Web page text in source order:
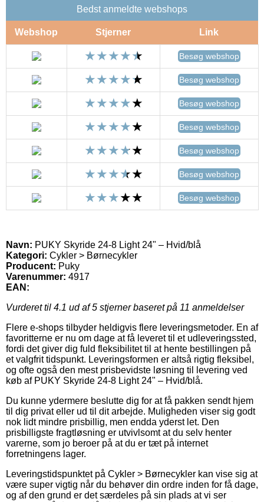
Bedst anmeldte webshops
Webshop Stjerner Link
Besøg webshop
Besøg webshop
Besøg webshop
Besøg webshop
Besøg webshop
Besøg webshop
Besøg webshop
Navn: PUKY Skyride 24-8 Light 24" – Hvid/blå
Kategori: Cykler > Børnecykler
Producent: Puky
Varenummer: 4917
EAN:
Vurderet til 4.1 ud af 5 stjerner baseret på 11 anmeldelser
Flere e-shops tilbyder heldigvis flere leveringsmetoder. En af
favoritterne er nu om dage at få leveret til et udleveringssted,
fordi det giver dig fuld fleksibilitet til at hente bestillingen på
et valgfrit tidspunkt. Leveringsformen er altså rigtig fleksibel,
og ofte også den mest prisbevidste løsning til levering ved
køb af PUKY Skyride 24-8 Light 24" – Hvid/blå.
Du kunne ydermere beslutte dig for at få pakken sendt hjem
til dig privat eller ud til dit arbejde. Muligheden viser sig godt
nok lidt mindre prisbillig, men endda yderst let. Den
prisbilligste fragtløsning er utvivlsomt at du selv henter
varerne, som jo beroer på at du er tæt på internet
forretningens lager.
Leveringstidspunktet på Cykler > Børnecykler kan vise sig at
være super vigtig når du behøver din ordre inden for få dage,
og af den grund er det særdeles på sin plads at vi ser